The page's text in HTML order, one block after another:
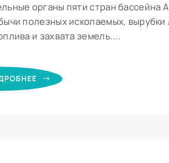
органы пяти стран
полезных ископаемых,
и захвата земель....